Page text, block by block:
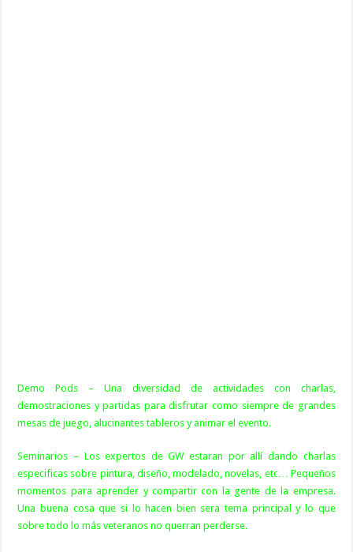
Demo Pods – Una diversidad de actividades con charlas,
demostraciones y partidas para disfrutar como siempre de grandes
mesas de juego, alucinantes tableros y animar el evento.
Seminarios – Los expertos de GW estaran por allí dando charlas
especificas sobre pintura, diseño, modelado, novelas, etc… Pequeños
momentos para aprender y compartir con la gente de la empresa.
Una buena cosa que si lo hacen bien sera tema principal y lo que
sobre todo lo más veteranos no querran perderse.